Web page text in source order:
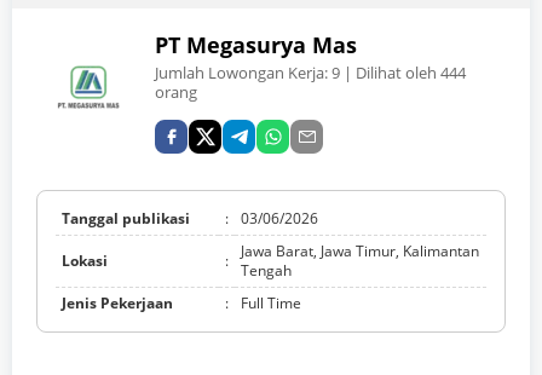
PT Megasurya Mas
Jumlah Lowongan Kerja:9 | Dilihat oleh 444
orang
Tanggal publikasi : 03/06/2026
Lokasi :
Jawa Barat, Jawa Timur, Kalimantan
Tengah
Jenis Pekerjaan
: Full Time